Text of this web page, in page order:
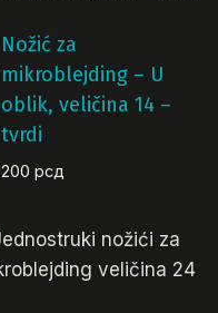
Nožić za
mikroblejding – U
oblik, veličina 14 –
tvrdi
200 рсд